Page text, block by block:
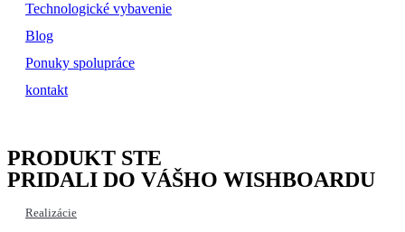
Technologické vybavenie
Blog
Ponuky spolupráce
kontakt
PRODUKT STE
PRIDALI DO VÁŠHO WISHBOARDU
Realizácie